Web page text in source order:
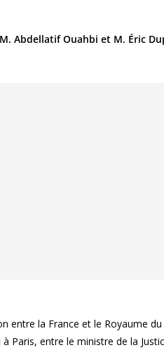
Abdellatif Ouahbi et M. Éric
entre la France et le Royaume
à Paris, entre le ministre de la